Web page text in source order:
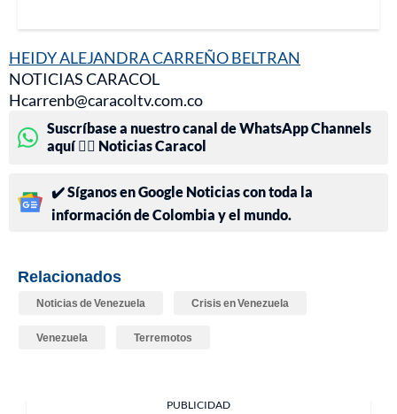
HEIDY ALEJANDRA CARREÑO BELTRAN
NOTICIAS CARACOL
Hcarrenb@caracoltv.com.co
Suscríbase a nuestro canal de WhatsApp Channels
aquí 👉🏻 Noticias Caracol
✔️ Síganos en Google Noticias con toda la
información de Colombia y el mundo.
Relacionados
Noticias de Venezuela Crisis en Venezuela
Venezuela Terremotos
PUBLICIDAD